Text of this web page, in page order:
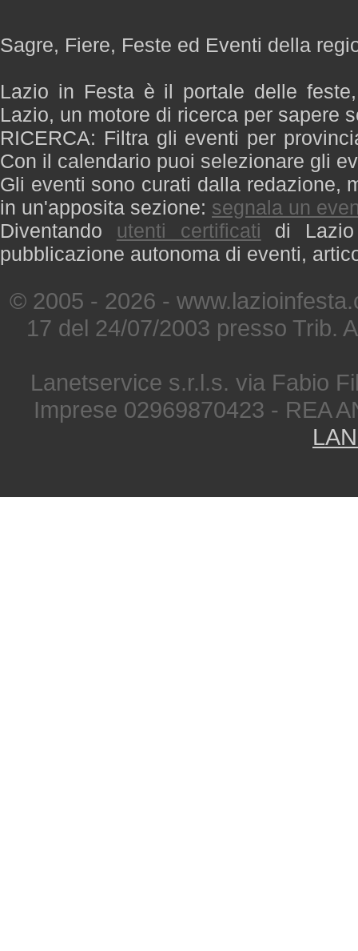
Sagre, Fiere, Feste ed Eventi della
Lazio in Festa è il portale delle
Lazio, un motore di ricerca per sapere
RICERCA: Filtra gli eventi per
Con il calendario puoi selezionare gli
Gli eventi sono curati dalla redazione,
in un'apposita sezione: segnala un
Diventando utenti certificati di
pubblicazione autonoma di eventi,
© 2005 - 2026 -
17 del 24/07/2003 presso Trib.
Lanetservice s.r.l.s. via Fabio
Imprese 02969870423 - REA